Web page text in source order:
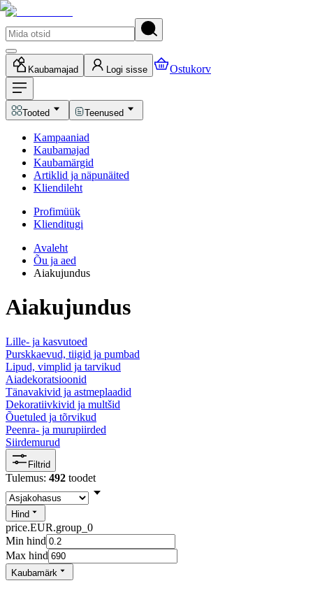
Kaubamajad Logi sisse Ostukorv
Tooted Teenused
Kampaaniad
Kaubamajad
Kaubamärgid
Artiklid ja näpunäited
Kliendileht
Profimüük
Klienditugi
Avaleht
Õu ja aed
Aiakujundus
Aiakujundus
Lille- ja kasvutoed
Purskkaevud, tiigid ja pumbad
Lipud, vimplid ja tarvikud
Aiadekoratsioonid
Tänavakivid ja astmeplaadid
Dekoratiivkivid ja multšid
Õuetuled ja tõrvikud
Peenra- ja murupiirded
Siirdemurud
Filtrid
Tulemus: 492 toodet
Hind
price.EUR.group_0
Min hind
Max hind
Kaubamärk